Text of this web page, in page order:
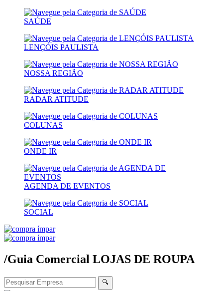
SAÚDE
LENÇÓIS PAULISTA
NOSSA REGIÃO
RADAR ATITUDE
COLUNAS
ONDE IR
AGENDA DE EVENTOS
SOCIAL
/Guia Comercial LOJAS DE ROUPA
🔍